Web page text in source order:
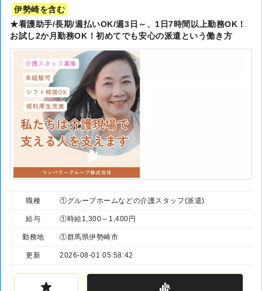
伊勢崎を含む
★看護助手/長期/週払いOK/週3日～、1日7時間以上勤務OK！
お試し2か月勤務OK！初めてでも安心の派遣という働き方
職種 ①グループホームなどの介護スタッフ(派遣)
給与 ①時給1,300～1,400円
勤務地 ①群馬県伊勢崎市
更新 2026-08-01 05:58:42